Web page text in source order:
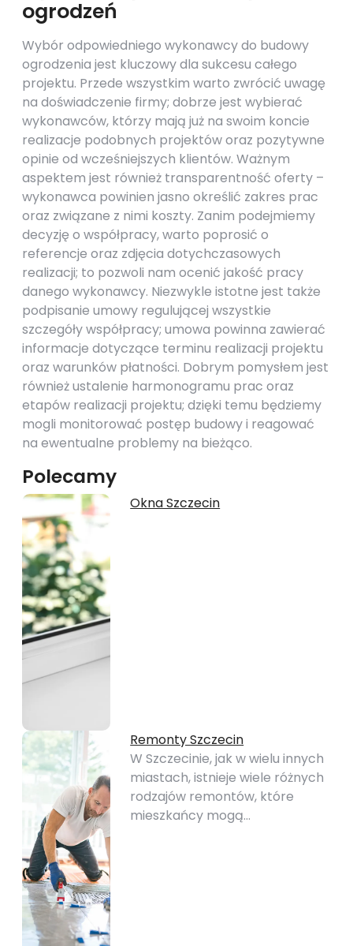
ogrodzeń
Wybór odpowiedniego wykonawcy do budowy
ogrodzenia jest kluczowy dla sukcesu całego
projektu. Przede wszystkim warto zwrócić uwagę
na doświadczenie firmy; dobrze jest wybierać
wykonawców, którzy mają już na swoim koncie
realizacje podobnych projektów oraz pozytywne
opinie od wcześniejszych klientów. Ważnym
aspektem jest również transparentność oferty –
wykonawca powinien jasno określić zakres prac
oraz związane z nimi koszty. Zanim podejmiemy
decyzję o współpracy, warto poprosić o
referencje oraz zdjęcia dotychczasowych
realizacji; to pozwoli nam ocenić jakość pracy
danego wykonawcy. Niezwykle istotne jest także
podpisanie umowy regulującej wszystkie
szczegóły współpracy; umowa powinna zawierać
informacje dotyczące terminu realizacji projektu
oraz warunków płatności. Dobrym pomysłem jest
również ustalenie harmonogramu prac oraz
etapów realizacji projektu; dzięki temu będziemy
mogli monitorować postęp budowy i reagować
na ewentualne problemy na bieżąco.
Polecamy
Okna Szczecin
Remonty Szczecin
W Szczecinie, jak w wielu innych
miastach, istnieje wiele różnych
rodzajów remontów, które
mieszkańcy mogą…